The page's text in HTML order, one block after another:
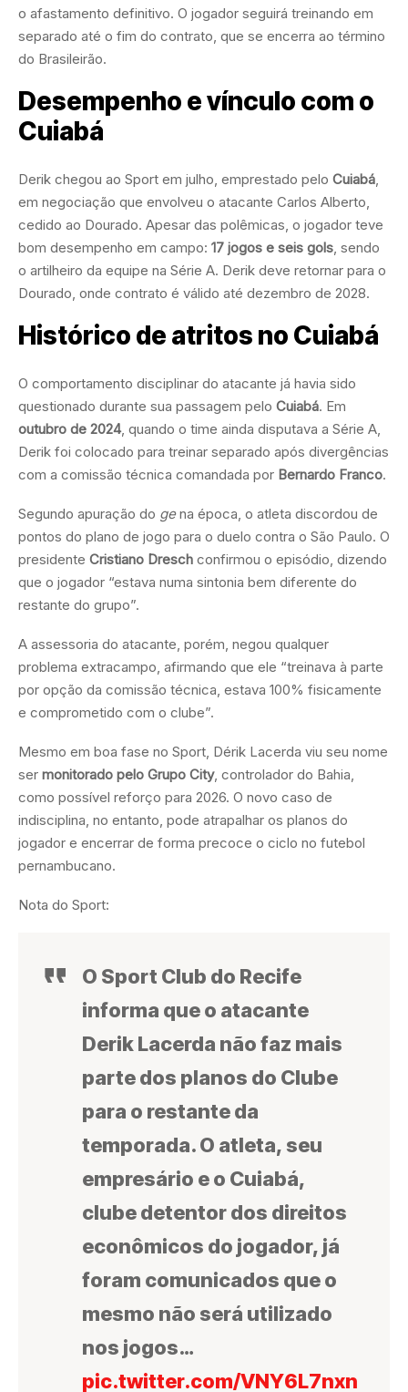
o afastamento definitivo. O jogador seguirá treinando em
separado até o fim do contrato, que se encerra ao término
do Brasileirão.
Desempenho e vínculo com o
Cuiabá
Derik chegou ao Sport em julho, emprestado pelo Cuiabá,
em negociação que envolveu o atacante Carlos Alberto,
cedido ao Dourado. Apesar das polêmicas, o jogador teve
bom desempenho em campo: 17 jogos e seis gols, sendo
o artilheiro da equipe na Série A. Derik deve retornar para o
Dourado, onde contrato é válido até dezembro de 2028.
Histórico de atritos no Cuiabá
O comportamento disciplinar do atacante já havia sido
questionado durante sua passagem pelo Cuiabá. Em
outubro de 2024, quando o time ainda disputava a Série A,
Derik foi colocado para treinar separado após divergências
com a comissão técnica comandada por Bernardo Franco.
Segundo apuração do gena época, o atleta discordou de
pontos do plano de jogo para o duelo contra o São Paulo. O
presidente Cristiano Dresch confirmou o episódio, dizendo
que o jogador “estava numa sintonia bem diferente do
restante do grupo”.
A assessoria do atacante, porém, negou qualquer
problema extracampo, afirmando que ele “treinava à parte
por opção da comissão técnica, estava 100% fisicamente
e comprometido com o clube”.
Mesmo em boa fase no Sport, Dérik Lacerda viu seu nome
ser monitorado pelo Grupo City, controlador do Bahia,
como possível reforço para 2026. O novo caso de
indisciplina, no entanto, pode atrapalhar os planos do
jogador e encerrar de forma precoce o ciclo no futebol
pernambucano.
Nota do Sport:
O Sport Club do Recife
informa que o atacante
Derik Lacerda não faz mais
parte dos planos do Clube
para o restante da
temporada. O atleta, seu
empresário e o Cuiabá,
clube detentor dos direitos
econômicos do jogador, já
foram comunicados que o
mesmo não será utilizado
nos jogos…
pic.twitter.com/VNY6L7nxn